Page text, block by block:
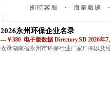
2026永州环保企业名录
—￥380 电子版数据 Directory.SD 2026年7
收录湖南省永州市环保行业厂家厂商以及